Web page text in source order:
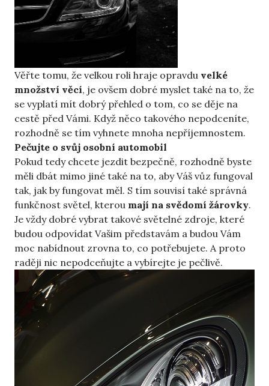
Věřte tomu, že velkou roli hraje opravdu velké
množství věcí, je ovšem dobré myslet také na to, že
se vyplatí mít dobrý přehled o tom, co se děje na
cestě před Vámi. Když něco takového nepodceníte,
rozhodně se tím vyhnete mnoha nepříjemnostem.
Pečujte o svůj osobní automobil
Pokud tedy chcete jezdit bezpečně, rozhodně byste
měli dbát mimo jiné také na to, aby Váš vůz fungoval
tak, jak by fungovat měl. S tím souvisí také správná
funkčnost světel, kterou mají na svědomí žárovky.
Je vždy dobré vybrat takové světelné zdroje, které
budou odpovídat Vašim představám a budou Vám
moc nabídnout zrovna to, co potřebujete. A proto
raději nic nepodceňujte a vybírejte je pečlivě.